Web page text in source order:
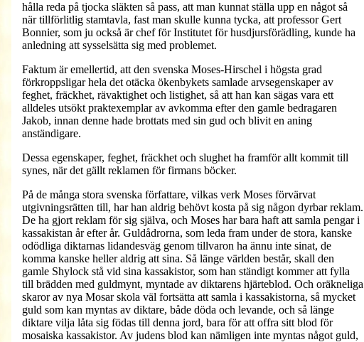
hålla reda på tjocka släkten så pass, att man kunnat ställa upp en något så
när tillförlitlig stamtavla, fast man skulle kunna tycka, att professor Gert
Bonnier, som ju också är chef för Institutet för husdjursförädling, kunde ha
anledning att sysselsätta sig med problemet.
Faktum är emellertid, att den svenska Moses-Hirschel i högsta grad
förkroppsligar hela det otäcka ökenbykets samlade arvsegenskaper av
feghet, fräckhet, rävaktighet och listighet, så att han kan sägas vara ett
alldeles utsökt praktexemplar av avkomma efter den gamle bedragaren
Jakob, innan denne hade brottats med sin gud och blivit en aning
anständigare.
Dessa egenskaper, feghet, fräckhet och slughet ha framför allt kommit till
synes, när det gällt reklamen för firmans böcker.
På de många stora svenska författare, vilkas verk Moses förvärvat
utgivningsrätten till, har han aldrig behövt kosta på sig någon dyrbar reklam.
De ha gjort reklam för sig själva, och Moses har bara haft att samla pengar i
kassakistan år efter år. Guldådrorna, som leda fram under de stora, kanske
odödliga diktarnas lidandesväg genom tillvaron ha ännu inte sinat, de
komma kanske heller aldrig att sina. Så länge världen består, skall den
gamle Shylock stå vid sina kassakistor, som han ständigt kommer att fylla
till brädden med guldmynt, myntade av diktarens hjärteblod. Och oräkneliga
skaror av nya Mosar skola väl fortsätta att samla i kassakistorna, så mycket
guld som kan myntas av diktare, både döda och levande, och så länge
diktare vilja låta sig födas till denna jord, bara för att offra sitt blod för
mosaiska kassakistor. Av judens blod kan nämligen inte myntas något guld,